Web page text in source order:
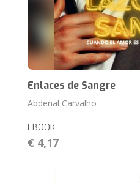
Enlaces de Sangre
Abdenal Carvalho
EBOOK
€ 4,17